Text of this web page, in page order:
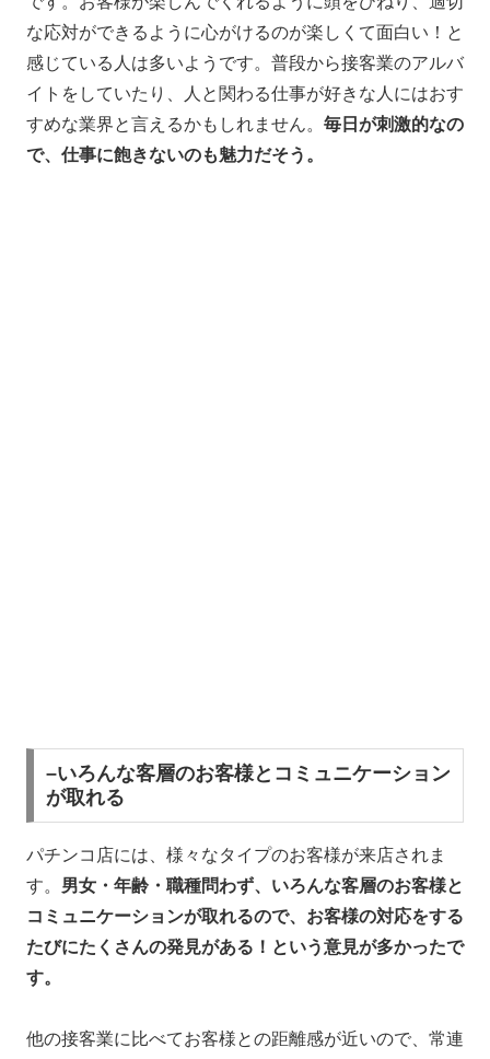
な応対ができるように心がけるのが楽しくて面白い！と
感じている人は多いようです。普段から接客業のアルバ
イトをしていたり、人と関わる仕事が好きな人にはおす
すめな業界と言えるかもしれません。 毎日が刺激的なの
で、仕事に飽きないのも魅力だそう。
–いろんな客層のお客様とコミュニケーション
が取れる
パチンコ店には、様々なタイプのお客様が来店されま
す。 男女・年齢・職種問わず、いろんな客層のお客様と
コミュニケーションが取れるので、お客様の対応をする
たびにたくさんの発見がある！という意見が多かったで
す。
他の接客業に比べてお客様との距離感が近いので、常連